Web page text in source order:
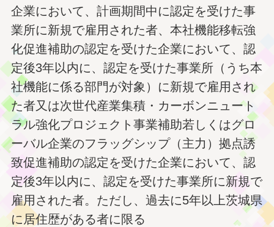
企業において、計画期間中に認定を受けた事
業所に新規で雇用された者、本社機能移転強
化促進補助の認定を受けた企業において、認
定後3年以内に、認定を受けた事業所（うち本
社機能に係る部門が対象）に新規で雇用され
た者又は次世代産業集積・カーボンニュート
ラル強化プロジェクト事業補助若しくはグロ
ーバル企業のフラッグシップ（主力）拠点誘
致促進補助の認定を受けた企業において、認
定後3年以内に、認定を受けた事業所に新規で
雇用された者。ただし、過去に5年以上茨城県
に居住歴がある者に限る